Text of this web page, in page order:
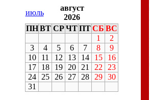
июль
август
2026
ПН ВТ СР ЧТПТСБ ВС
1
2
3
4 5 6 7 8
9
10
11 12 13 14 15
16
17
18 19 20 21 22
23
24
25 26 27 28 29
30
31